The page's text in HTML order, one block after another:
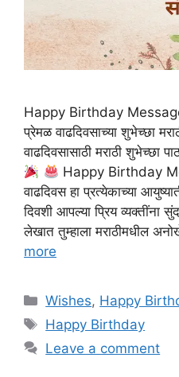
Happy Birthday
प्रेमळ वाढदिवसाच्या शुभेच्छा
वाढदिवसासाठी मराठी शुभेच्छा
Happy Birthday
वाढदिवस हा प्रत्येकाच्या
दिवशी आपल्या प्रिय व्यक्तींना
लेखात तुम्हाला मराठीमधील
more
Categories
Wishes, Happy
Tags
Happy Birthday
Leave a comment